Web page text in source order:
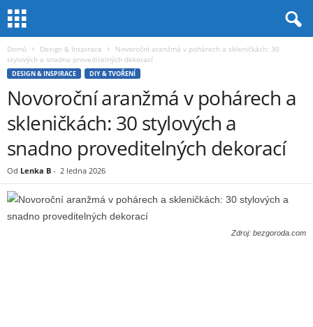
Domů Design & Inspirace
Novoroční aranžmá v pohárech a skleničkách: 30
stylových a snadno proveditelných dekorací
DESIGN & INSPIRACE DIY & TVOŘENÍ
Novoroční aranžmá v pohárech a
skleničkách: 30 stylových a
snadno proveditelných dekorací
Od Lenka B - 2 ledna 2026
Zdroj: bezgoroda.com